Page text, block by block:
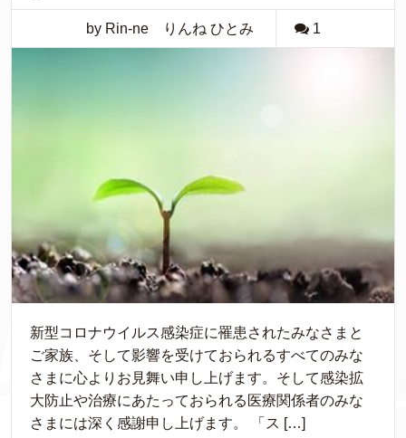
by Rin-ne りんね ひとみ 1
新型コロナウイルス感染症に罹患されたみなさまと
ご家族、そして影響を受けておられるすべてのみな
さまに心よりお見舞い申し上げます。そして感染拡
大防止や治療にあたっておられる医療関係者のみな
さまには深く感謝申し上げます。 「ス […]